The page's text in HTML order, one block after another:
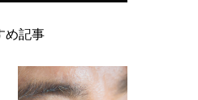
め記事